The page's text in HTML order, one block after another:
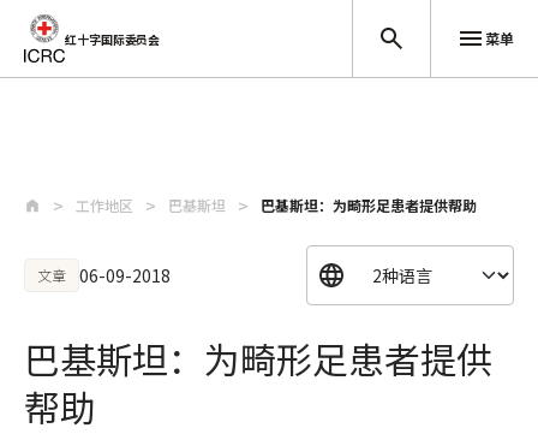
红十字国际委员会 菜单
工作地区 巴基斯坦 巴基斯坦：为畸形足患者提供帮助
文章 06-09-2018
巴基斯坦：为畸形足患者提供
帮助